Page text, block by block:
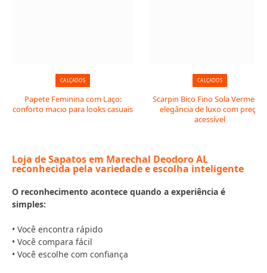
CALÇADOS
Papete Feminina com Laço:
conforto macio para looks casuais
CALÇADOS
Scarpin Bico Fino Sola Vermelha:
elegância de luxo com preço
acessível
Loja de Sapatos em Marechal Deodoro AL
reconhecida pela variedade e escolha inteligente
O reconhecimento acontece quando a experiência é
simples:
• Você encontra rápido
• Você compara fácil
• Você escolhe com confiança